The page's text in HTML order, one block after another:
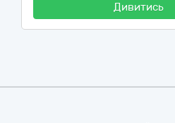
Дивитись